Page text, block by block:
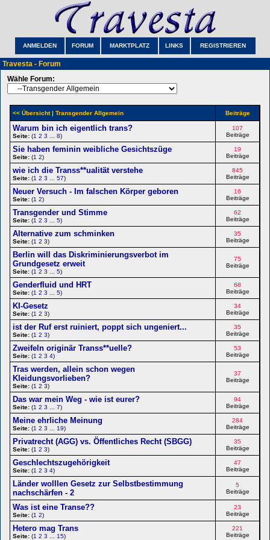
ANMELDEN FORUM MARKTPLATZ LINKS REGISTRIEREN
Travesta - Forum
Wähle Forum:
<< Übersicht| Transgender Allgemein Beiträge
Warum bin ich eigentlich trans?
Seite: (1 2 3 8)
107
Beiträge
Sie haben feminin weibliche Gesichtszüge
Seite: (1 2)
19
Beiträge
wie ich die Transs**ualität verstehe
Seite: (1 2 3 57)
845
Beiträge
Neuer Versuch - Im falschen Körper geboren
Seite: (1 2)
16
Beiträge
Transgender und Stimme
Seite: (1 2 3 5)
62
Beiträge
Alternative zum schminken
Seite: (1 2 3)
35
Beiträge
Berlin will das Diskriminierungsverbot im
Grundgesetz erweit
Seite: (1 2 3 5)
75
Beiträge
Genderfluid und HRT
Seite: (1 2 3 5)
68
Beiträge
KI-Gesetz
Seite: (1 2 3)
34
Beiträge
ist der Ruf erst ruiniert, poppt sich ungeniert...
Seite: (1 2 3)
35
Beiträge
Zweifeln originär Transs**uelle?
Seite: (1 2 3 4)
53
Beiträge
Tras werden, allein schon wegen
Kleidungsvorlieben?
Seite: (1 2 3)
37
Beiträge
Das war mein Weg - wie ist eurer?
Seite: (1 2 3 7)
94
Beiträge
Meine ehrliche Meinung
Seite: (1 2 3 19)
284
Beiträge
Privatrecht (AGG) vs. Öffentliches Recht (SBGG)
Seite: (1 2 3)
35
Beiträge
Geschlechtszugehörigkeit
Seite: (1 2 3 4)
47
Beiträge
Länder wolllen Gesetz zur Selbstbestimmung
nachschärfen - 2
5
Beiträge
Was ist eine Transe??
Seite: (1 2)
23
Beiträge
Hetero mag Trans
Seite: (1 2 3 15)
221
Beiträge